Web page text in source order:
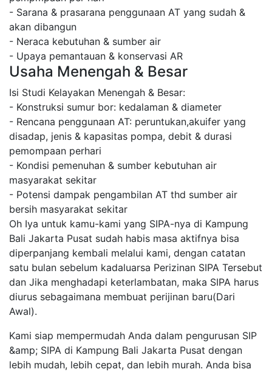
- Sarana & prasarana penggunaan AT yang sudah &
akan dibangun
- Neraca kebutuhan & sumber air
- Upaya pemantauan & konservasi AR
Usaha Menengah & Besar
Isi Studi Kelayakan Menengah & Besar:
- Konstruksi sumur bor: kedalaman & diameter
- Rencana penggunaan AT: peruntukan,akuifer yang
disadap, jenis & kapasitas pompa, debit & durasi
pemompaan perhari
- Kondisi pemenuhan & sumber kebutuhan air
masyarakat sekitar
- Potensi dampak pengambilan AT thd sumber air
bersih masyarakat sekitar
Oh Iya untuk kamu-kami yang SIPA-nya di Kampung
Bali Jakarta Pusat sudah habis masa aktifnya bisa
diperpanjang kembali melalui kami, dengan catatan
satu bulan sebelum kadaluarsa Perizinan SIPA Tersebut
dan Jika menghadapi keterlambatan, maka SIPA harus
diurus sebagaimana membuat perijinan baru(Dari
Awal).
Kami siap mempermudah Anda dalam pengurusan SIP
&amp; SIPA di Kampung Bali Jakarta Pusat dengan
lebih mudah, lebih cepat, dan lebih murah. Anda bisa